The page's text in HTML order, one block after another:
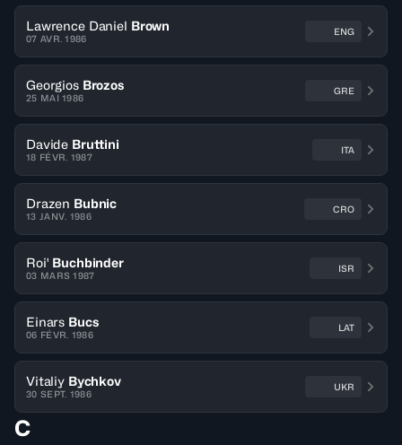
Lawrence Daniel Brown
07 AVR. 1986
ENG
Georgios Brozos
25 MAI 1986
GRE
Davide Bruttini
18 FÉVR. 1987
ITA
Drazen Bubnic
13 JANV. 1986
CRO
Roi' Buchbinder
03 MARS 1987
ISR
Einars Bucs
06 FÉVR. 1986
LAT
Vitaliy Bychkov
30 SEPT. 1986
UKR
C